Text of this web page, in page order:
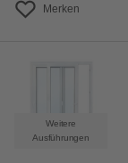
Merken
Weitere
Ausführungen